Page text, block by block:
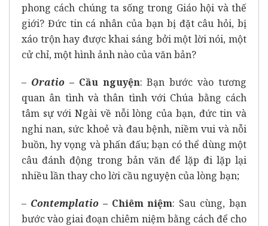
phong cách chúng ta sống trong Giáo hội và thế
giới? Đức tin cá nhân của bạn bị đặt câu hỏi, bị
xáo trộn hay được khai sáng bởi một lời nói, một
cử chỉ, một hình ảnh nào của văn bản?
– Oratio– Cầu nguyện: Bạn bước vào tương
quan ân tình và thân tình với Chúa bằng cách
tâm sự với Ngài về nỗi lòng của bạn, đức tin và
nghi nan, sức khoẻ và đau bệnh, niềm vui và nỗi
buồn, hy vọng và phấn đấu; bạn có thể dùng một
câu đánh động trong bản văn để lặp đi lặp lại
nhiều lần thay cho lời cầu nguyện của lòng bạn;
– Contemplatio– Chiêm niệm: Sau cùng, bạn
bước vào giai đoạn chiêm niệm bằng cách để cho